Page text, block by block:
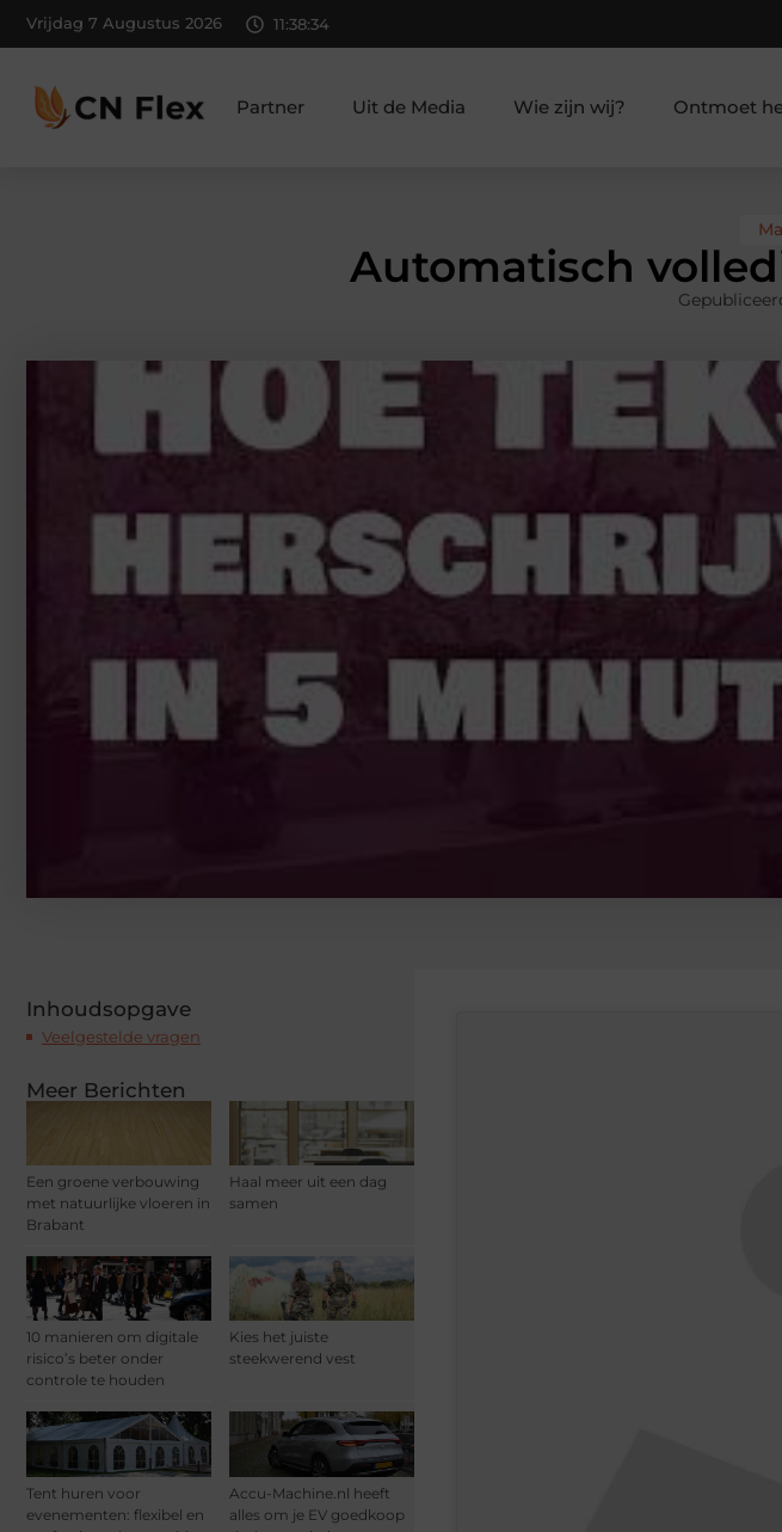
Vrijdag 7 Augustus 2026 11:38:35
Partner Uit de Media Wie zijn wij? Ontmoet
Automatisch
Inhoudsopgave
Veelgestelde vragen
Meer Berichten
Een groene verbouwing
met natuurlijke vloeren in
Brabant
Haal meer uit een dag
samen
10 manieren om digitale
risico’s beter onder
controle te houden
Kies het juiste
steekwerend vest
Tent huren voor
evenementen: flexibel en
Accu-Machine.nl heeft
alles om je EV goedkoop